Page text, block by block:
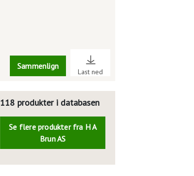
Sammenlign
Last ned
118 produkter i databasen
Se flere produkter fra H A
Brun AS